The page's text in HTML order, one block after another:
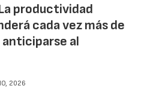
productividad
cada vez más de
anticiparse al
2026